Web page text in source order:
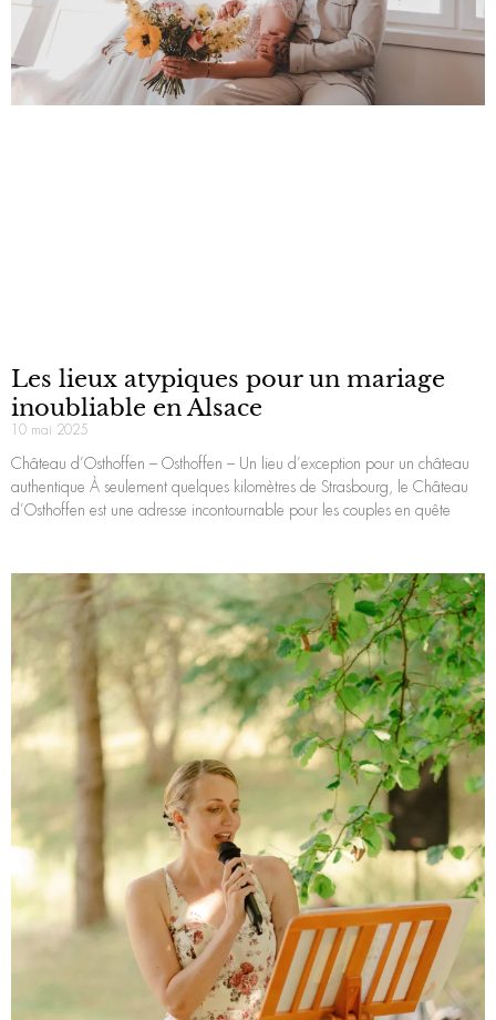
Les lieux atypiques pour un mariage
inoubliable en Alsace
10 mai 2025
Château d’Osthoffen – Osthoffen – Un lieu d’exception pour un château
authentique À seulement quelques kilomètres de Strasbourg, le Château
d’Osthoffen est une adresse incontournable pour les couples en quête